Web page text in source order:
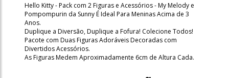
Hello Kitty - Pack com 2 Figuras e Acessórios - My Melody e
Pompompurin da Sunny É Ideal Para Meninas Acima de 3
Anos.
Duplique a Diversão, Duplique a Fofura! Colecione Todos!
Pacote com Duas Figuras Adoráveis Decoradas com
Divertidos Acessórios.
As Figuras Medem Aproximadamente 6cm de Altura Cada.